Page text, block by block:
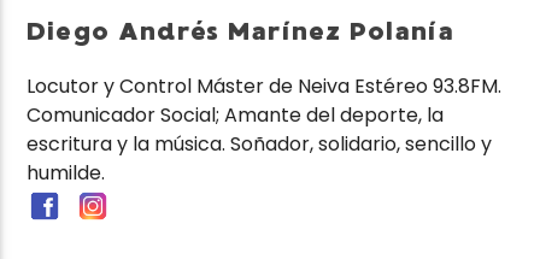
Diego Andrés Marínez Polanía
Locutor y Control Máster de Neiva Estéreo 93.8FM.
Comunicador Social; Amante del deporte, la
escritura y la música. Soñador, solidario, sencillo y
humilde.